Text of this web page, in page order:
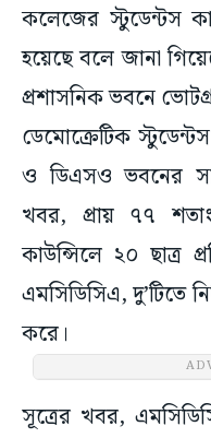
কলেজের স্টুডেন্টস
হয়েছে বলে জানা
প্রশাসনিক ভবনে
ডেমোক্রেটিক
ও ডিএসও ভবনের
খবর, প্রায় ৭৭
কাউন্সিলে ২০ ছাত্র
এমসিডিসিএ, দু’টিতে
করে।
সূত্রের খবর,